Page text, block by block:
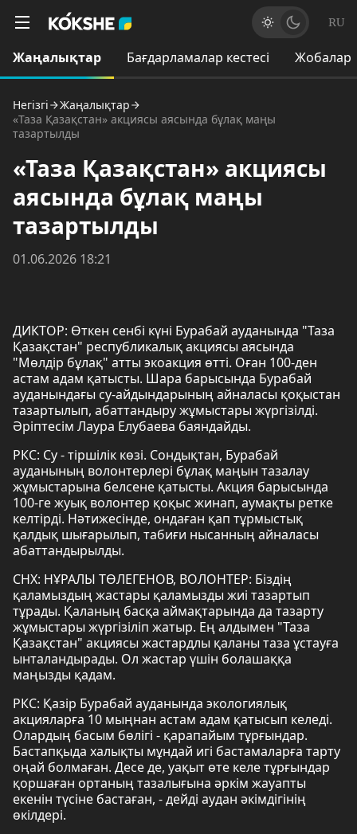
RU
Жаңалықтар Бағдарламалар кестесі Жобалар
Негізгі
Жаңалықтар
«Таза Қазақстан» акциясы аясында бұлақ маңы
тазартылды
«Таза Қазақстан» акциясы
аясында бұлақ маңы
тазартылды
01.06.2026 18:21
ДИКТОР: Өткен сенбі күні Бурабай ауданында "Таза
Қазақстан" республикалық акциясы аясында
"Мөлдір бұлақ" атты экоакция өтті. Оған 100-ден
астам адам қатысты. Шара барысында Бурабай
ауданындағы су-айдындарының айналасы қоқыстан
тазартылып, абаттандыру жұмыстары жүргізілді.
Әріптесім Лаура Елубаева баяндайды.
РКС: Су - тіршілік көзі. Сондықтан, Бурабай
ауданының волонтерлері бұлақ маңын тазалау
жұмыстарына белсене қатысты. Акция барысында
100-ге жуық волонтер қоқыс жинап, аумақты ретке
келтірді. Нәтижесінде, ондаған қап тұрмыстық
қалдық шығарылып, табиғи нысанның айналасы
абаттандырылды.
СНХ: НҰРАЛЫ ТӨЛЕГЕНОВ, ВОЛОНТЕР: Біздің
қаламыздың жастары қаламызды жиі тазартып
тұрады. Қаланың басқа аймақтарында да тазарту
жұмыстары жүргізіліп жатыр. Ең алдымен "Таза
Қазақстан" акциясы жастардлы қаланы таза ұстауға
ынталандырады. Ол жастар үшін болашаққа
маңызды қадам.
РКС: Қазір Бурабай ауданында экологиялық
акцияларға 10 мыңнан астам адам қатысып келеді.
Олардың басым бөлігі - қарапайым тұрғындар.
Бастапқыда халықты мұндай игі бастамаларға тарту
оңай болмаған. Десе де, уақыт өте келе тұрғындар
қоршаған ортаның тазалығына әркім жауапты
екенін түсіне бастаған, - дейді аудан әкімдігінің
өкілдері.